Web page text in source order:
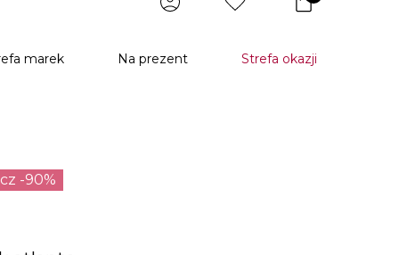
marek Na prezent Strefa okazji
-90%